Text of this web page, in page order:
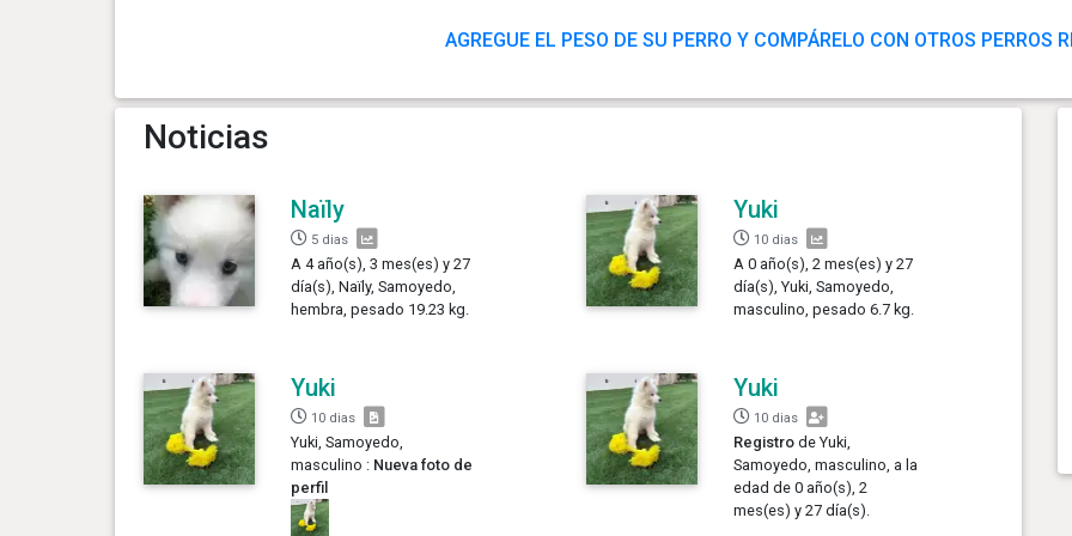
AGREGUE EL PESO DE SU PERRO Y COMPÁRELO CON OTROS PERROS
Noticias
Naïly
5 dias
A 4 año(s), 3 mes(es) y 27
día(s), Naïly, Samoyedo,
hembra, pesado 19.23 kg.
Yuki
10 dias
A 0 año(s), 2 mes(es) y 27
día(s), Yuki, Samoyedo,
masculino, pesado 6.7 kg.
Yuki
10 dias
Yuki, Samoyedo,
masculino : Nueva foto de
perfil
Yuki
10 dias
Registro de Yuki,
Samoyedo, masculino, a la
edad de 0 año(s), 2
mes(es) y 27 día(s).